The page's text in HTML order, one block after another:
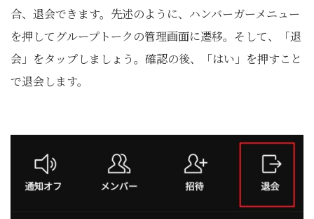
合、退会できます。先述のように、ハンバーガーメニュー
を押してグループトークの管理画面に遷移。そして、「退
会」をタップしましょう。確認の後、「はい」を押すこと
で退会します。